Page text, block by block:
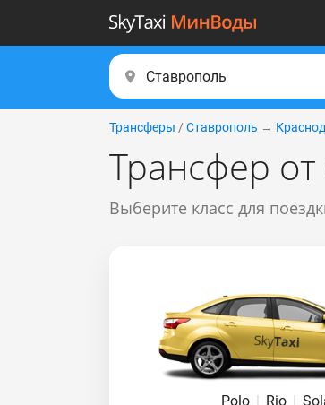
Трансферы / Ставрополь →
Трансфер
Выберите класс для
Polo | Rio |